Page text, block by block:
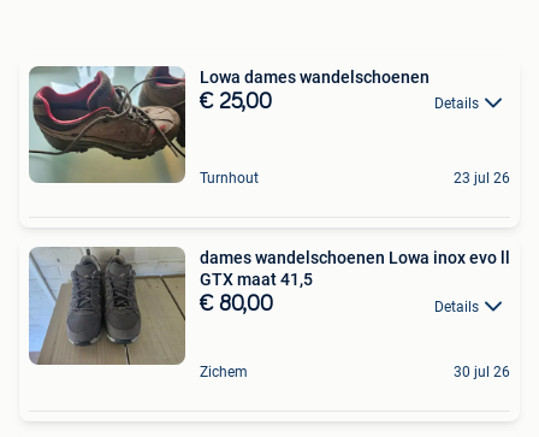
Lowa dames wandelschoenen
€ 25,00 Details
Turnhout 23 jul 26
dames wandelschoenen Lowa inox evo ll
GTX maat 41,5
€ 80,00 Details
Zichem 30 jul 26